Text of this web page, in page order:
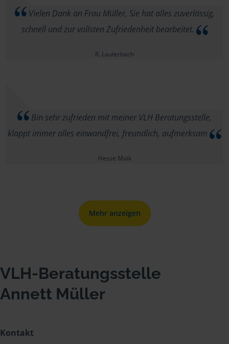
Vielen Dank an Frau Müller, Sie hat alles zuverlässig,
schnell und zur vollsten Zufriedenheit bearbeitet.
R. Lauterbach
Bin sehr zufrieden mit meiner VLH Beratungsstelle,
klappt immer alles einwandfrei, freundlich, aufmerksam
Hesse Maik
Mehr anzeigen
VLH-Beratungsstelle
Annett Müller
Kontakt